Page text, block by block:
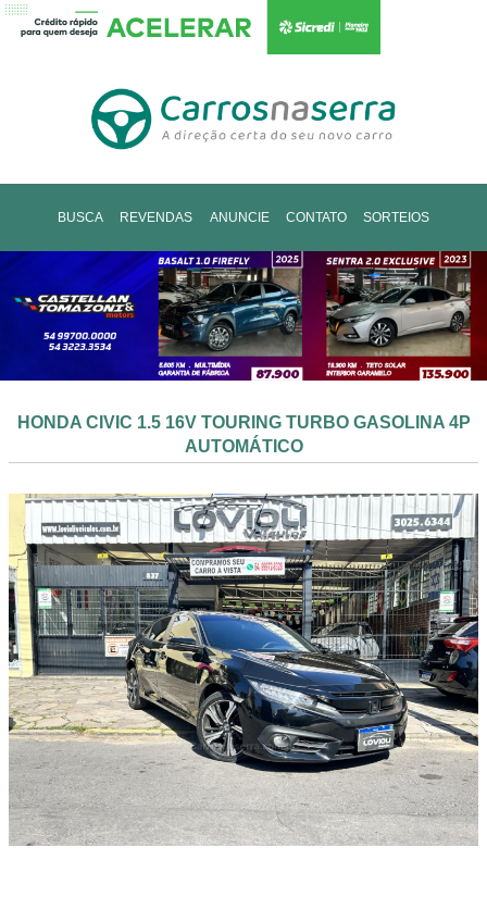
BUSCA REVENDAS ANUNCIE CONTATO SORTEIOS
HONDA CIVIC 1.5 16V TOURING TURBO GASOLINA 4P
AUTOMÁTICO